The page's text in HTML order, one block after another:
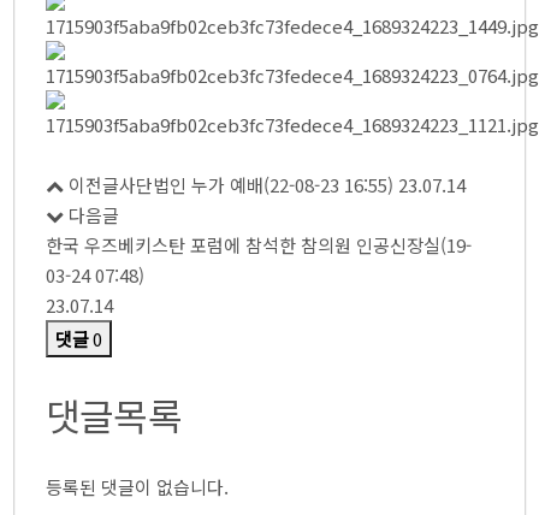
이전글사단법인 누가 예배(22-08-23 16:55) 23.07.14
다음글
한국 우즈베키스탄 포럼에 참석한 참의원 인공신장실(19-
03-24 07:48)
23.07.14
댓글0
댓글목록
등록된 댓글이 없습니다.